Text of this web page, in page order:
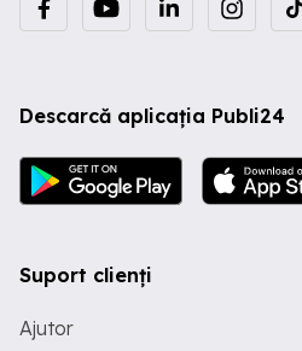
Descarcă aplicația Publi24
Suport clienți
Ajutor